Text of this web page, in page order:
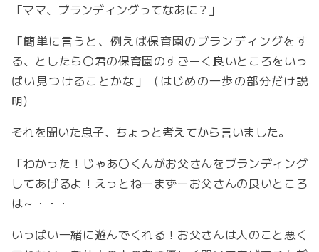
「ママ、ブランディングってなあに？」
「簡単に言うと、例えば保育園のブランディングをす
る、としたら〇君の保育園のすごーく良いところをいっ
ぱい見つけることかな」（はじめの一歩の部分だけ説
明）
それを聞いた息子、ちょっと考えてから言いました。
「わかった！じゃあ〇くんがお父さんをブランディング
してあげるよ！えっとねーまずーお父さんの良いところ
は～・・・
いっぱい一緒に遊んでくれる！お父さんは人のこと悪く